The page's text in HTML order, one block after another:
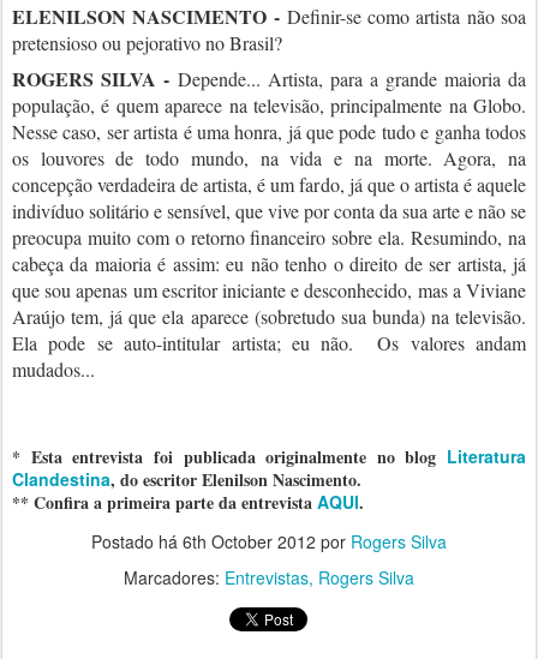
ELENILSON NASCIMENTO - Definir-se como artista não soa
pretensioso ou pejorativo no Brasil?
ROGERS SILVA - Depende... Artista, para a grande maioria da
população, é quem aparece na televisão, principalmente na Globo.
Nesse caso, ser artista é uma honra, já que pode tudo e ganha todos
os louvores de todo mundo, na vida e na morte. Agora, na
concepção verdadeira de artista, é um fardo, já que o artista é aquele
indivíduo solitário e sensível, que vive por conta da sua arte e não se
preocupa muito com o retorno financeiro sobre ela. Resumindo, na
cabeça da maioria é assim: eu não tenho o direito de ser artista, já
que sou apenas um escritor iniciante e desconhecido, mas a Viviane
Araújo tem, já que ela aparece (sobretudo sua bunda) na televisão.
Ela pode se auto-intitular artista; eu não. Os valores andam
mudados...
* Esta entrevista foi publicada originalmente no blog Literatura
Clandestina, do escritor Elenilson Nascimento.
** Confira a primeira parte da entrevista AQUI.
Postado há 6th October 2012 por Rogers Silva
Marcadores: Entrevistas Rogers Silva